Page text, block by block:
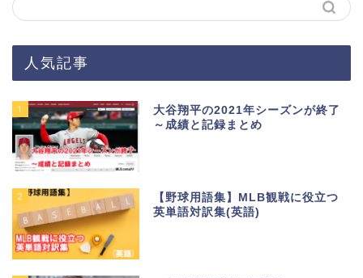
人気記事
1
大谷翔平の2021年シーズンが終了
～成績と記録まとめ
2
【野球用語集】MLB観戦に役立つ
英単語対訳集(英語)